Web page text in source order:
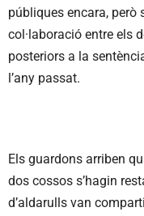
públiques encara, però
col·laboració entre els
posteriors a la
l’any passat.
Els guardons arriben
dos cossos s’hagin
d’aldarulls van